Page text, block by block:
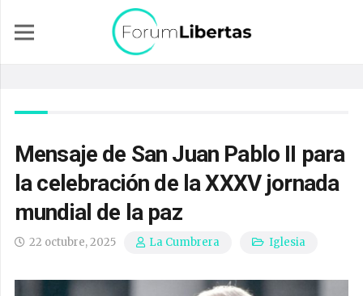
Mensaje de San Juan Pablo II para
la celebración de la XXXV jornada
mundial de la paz
22 octubre, 2025 La Cumbrera Iglesia